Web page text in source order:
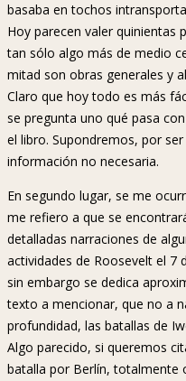
basaba en tochos
Hoy parecen valer quinientas
tan sólo algo más de medio
mitad son obras generales y
Claro que hoy todo es más
se pregunta uno qué pasa
el libro. Supondremos, por
información no necesaria.
En segundo lugar, se me
me refiero a que se
detalladas narraciones de
actividades de Roosevelt el 7
sin embargo se dedica
texto a mencionar, que no a
profundidad, las batallas de
Algo parecido, si queremos
batalla por Berlín, totalmente